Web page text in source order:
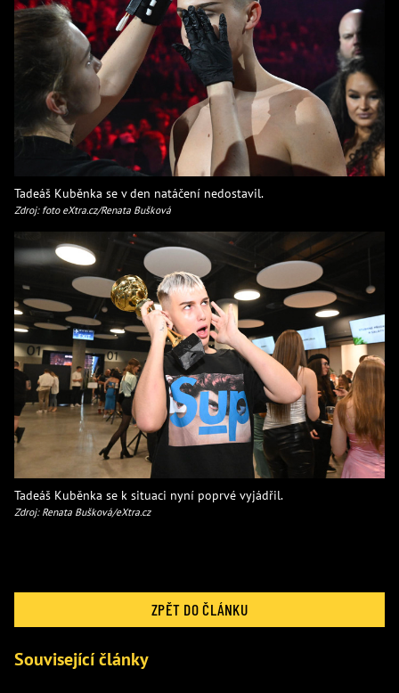
Tadeáš Kuběnka se v den natáčení nedostavil.
Zdroj: foto eXtra.cz/Renata Bušková
Tadeáš Kuběnka se k situaci nyní poprvé vyjádřil.
Zdroj: Renata Bušková/eXtra.cz
ZPĚT DO ČLÁNKU
Související články